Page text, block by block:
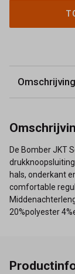
Omschrijving
De Bomber JKT
hals, onderkant
comfortable
20%polyester